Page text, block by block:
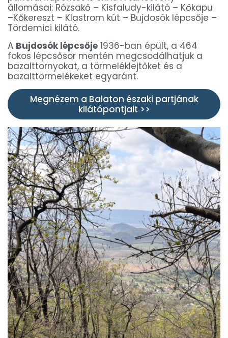
állomásai: Rózsakő – Kisfaludy-kilátó – Kőkapu
–Kőkereszt – Klastrom kút – Bujdosók lépcsője –
Tördemici kilátó.
A Bujdosók lépcsője 1936-ban épült, a 464
fokos lépcsősor mentén megcsodálhatjuk a
bazalttornyokat, a törmeléklejtőket és a
bazalttörmelékeket egyaránt.
Megnézem a Balaton északi partjának
kilátópontjait >>